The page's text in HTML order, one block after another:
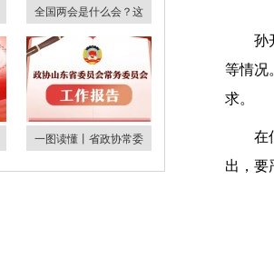
全国两会是什么会？这
一图读懂丨省政协常委
孙
等情况
求。
在
出，要